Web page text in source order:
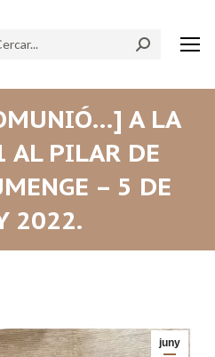
A LA
AL PILAR DE
– 5 DE
2022.
juny